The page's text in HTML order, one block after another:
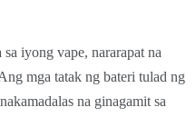
iyong vape, nararapat na
mga tatak ng bateri tulad ng
na ginagamit sa